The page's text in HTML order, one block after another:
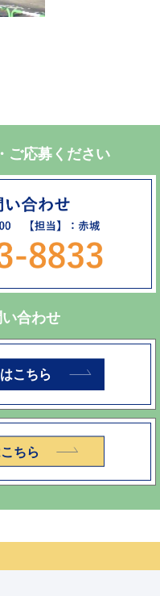
ご応募ください
合わせ